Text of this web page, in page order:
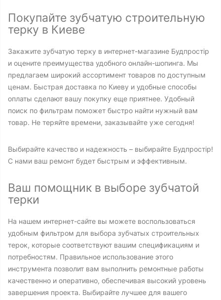
Покупайте зубчатую строительную
терку в Киеве
Закажите зубчатую терку в интернет-магазине Будпростір
и оцените преимущества удобного онлайн-шопинга. Мы
предлагаем широкий ассортимент товаров по доступным
ценам. Быстрая доставка по Киеву и удобные способы
оплаты сделают вашу покупку еще приятнее. Удобный
поиск по фильтрам поможет быстро найти нужный вам
товар. Не теряйте времени, заказывайте уже сегодня!
Выбирайте качество и надежность – выбирайте Будпростір!
С нами ваш ремонт будет быстрым и эффективным.
Ваш помощник в выборе зубчатой
терки
На нашем интернет-сайте вы можете воспользоваться
удобным фильтром для выбора зубчатых строительных
терок, которые соответствуют вашим спецификациям и
потребностям. Правильное использование этого
инструмента позволит вам выполнить ремонтные работы
качественно и оперативно, обеспечивая высокий уровень
завершения проекта. Выбирайте лучшее для вашего